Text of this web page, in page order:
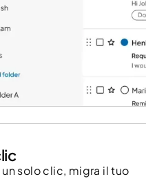
solo clic, migra il tuo